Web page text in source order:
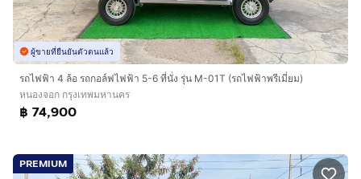
ผู้ขายที่ยืนยันตัวตนแล้ว
รถไฟฟ้า 4 ล้อ รถกอล์ฟไฟฟ้า 5-6 ที่นั่ง รุ่น M-01T (รถไฟฟ้าพรีเมี่ยม)
หนองจอก กรุงเทพมหานคร
฿ 74,900
PREMIUM